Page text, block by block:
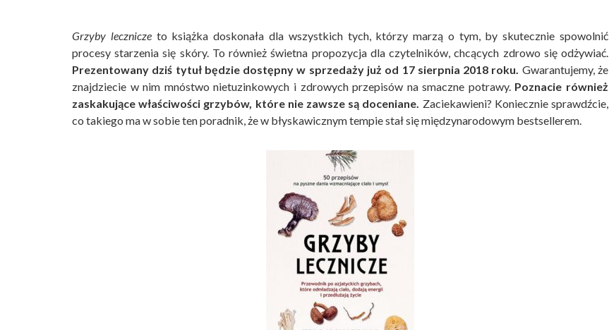
Grzyby leczniczeto książka doskonała dla wszystkich tych, którzy marzą o tym, by skutecznie spowolnić
procesy starzenia się skóry. To również świetna propozycja dla czytelników, chcących zdrowo się odżywiać.
Prezentowany dziś tytuł będzie dostępny w sprzedaży już od 17 sierpnia 2018 roku. Gwarantujemy, że
znajdziecie w nim mnóstwo nietuzinkowych i zdrowych przepisów na smaczne potrawy. Poznacie również
zaskakujące właściwości grzybów, które nie zawsze są doceniane. Zaciekawieni? Koniecznie sprawdźcie,
co takiego ma w sobie ten poradnik, że w błyskawicznym tempie stał się międzynarodowym bestsellerem.